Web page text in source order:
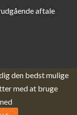
aftale
den bedst mulige
med at bruge